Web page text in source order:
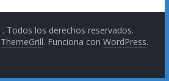
. Todos los derechos reservados.
ThemeGrill. Funciona conWordPress.